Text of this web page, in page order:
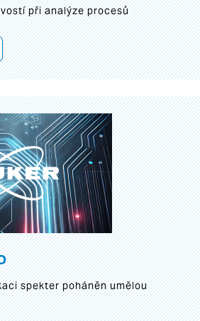
při analýze procesů
spekter poháněn umělou